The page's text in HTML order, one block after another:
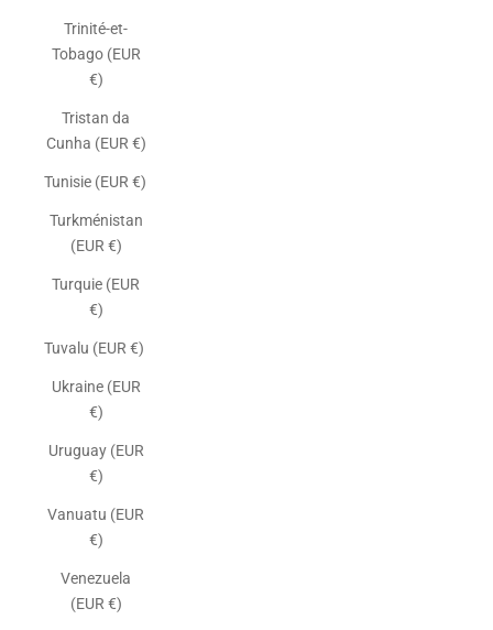
Trinité-et-
Tobago (EUR
€)
Tristan da
Cunha (EUR €)
Tunisie (EUR €)
Turkménistan
(EUR €)
Turquie (EUR
€)
Tuvalu (EUR €)
Ukraine (EUR
€)
Uruguay (EUR
€)
Vanuatu (EUR
€)
Venezuela
(EUR €)